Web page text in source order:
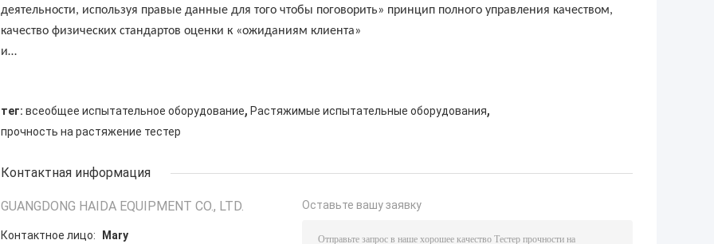
деятельности, используя правые данные для того чтобы поговорить» принцип полного управления качеством,
качество физических стандартов оценки к «ожиданиям клиента»
и…
тег: всеобщее испытательное оборудование, Растяжимые испытательные оборудования,
прочность на растяжение тестер
Контактная информация
GUANGDONG HAIDA EQUIPMENT CO., LTD.
Контактное лицо:
Mary
Оставьте вашу заявку